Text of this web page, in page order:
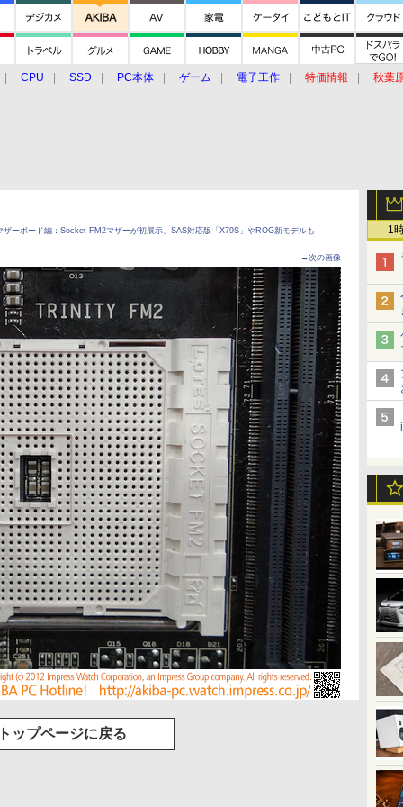
CPU SSD PC本体 ゲーム 電子工作 特価情報
秋葉
1
ーボード編：Socket FM2マザーが初展示、SAS対応版「X79S」やROG新モデルも
→次の画像
ップページに戻る